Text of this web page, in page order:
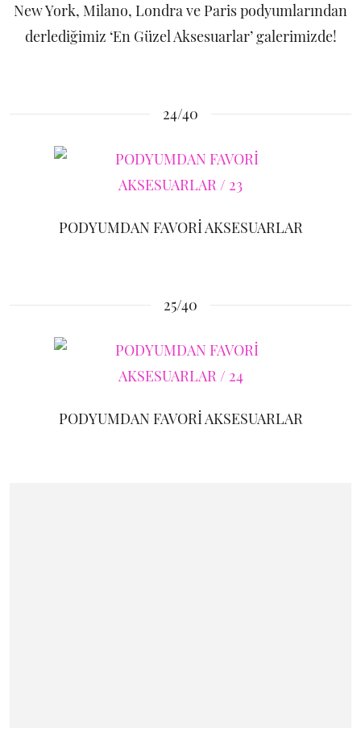
New York, Milano, Londra ve Paris podyumlarından
derlediğimiz ‘En Güzel Aksesuarlar’ galerimizde!
24/40
PODYUMDAN FAVORİ AKSESUARLAR
25/40
PODYUMDAN FAVORİ AKSESUARLAR